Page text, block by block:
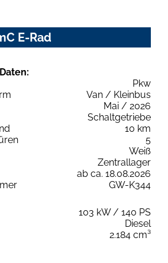
E-Rad
Pkw
Van / Kleinbus
Mai / 2026
Schaltgetriebe
10 km
5
Weiß
Zentrallager
ab ca. 18.08.2026
GW-K344
103 kW / 140 PS
Diesel
2.184 cm³